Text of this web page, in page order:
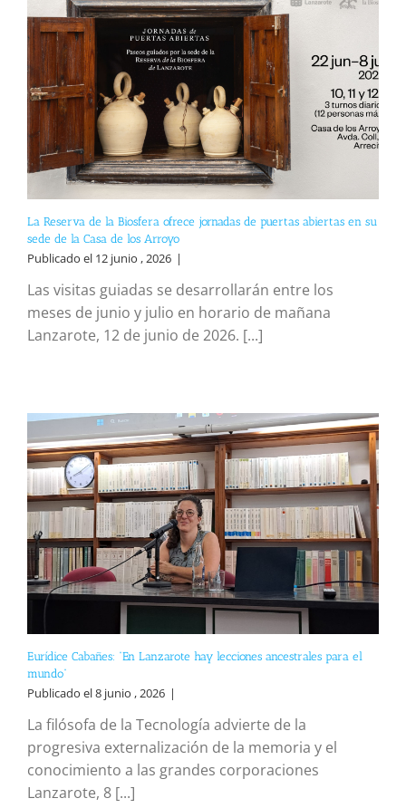
La Reserva de la Biosfera ofrece jornadas de puertas abiertas en su
sede de la Casa de los Arroyo
Publicado el 12 junio , 2026 |
Las visitas guiadas se desarrollarán entre los
meses de junio y julio en horario de mañana
Lanzarote, 12 de junio de 2026. [...]
Eurídice Cabañes: “En Lanzarote hay lecciones ancestrales para el
mundo”
Publicado el 8 junio , 2026 |
La filósofa de la Tecnología advierte de la
progresiva externalización de la memoria y el
conocimiento a las grandes corporaciones
Lanzarote, 8 [...]